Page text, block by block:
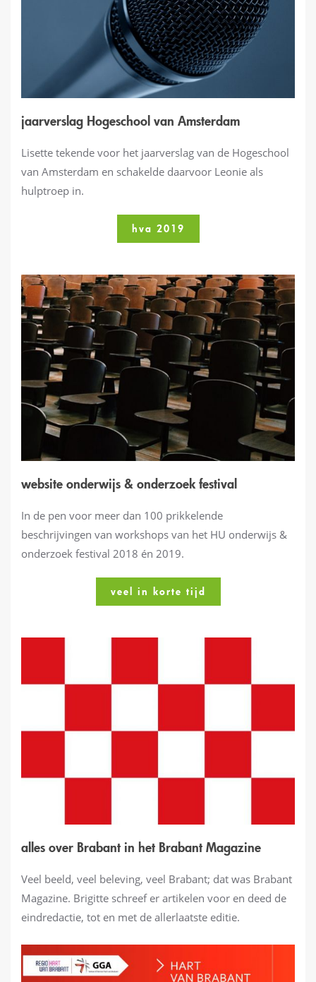
jaarverslag Hogeschool van Amsterdam
Lisette tekende voor het jaarverslag van de Hogeschool
van Amsterdam en schakelde daarvoor Leonie als
hulptroep in.
hva 2019
website onderwijs & onderzoek festival
In de pen voor meer dan 100 prikkelende
beschrijvingen van workshops van het HU onderwijs &
onderzoek festival 2018 én 2019.
veel in korte tijd
alles over Brabant in het Brabant Magazine
Veel beeld, veel beleving, veel Brabant; dat was Brabant
Magazine. Brigitte schreef er artikelen voor en deed de
eindredactie, tot en met de allerlaatste editie.